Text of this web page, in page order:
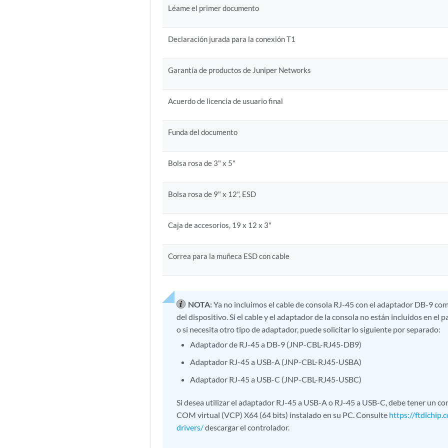
Léame el primer documento
Declaración jurada para la conexión T1
Garantía de productos de Juniper Networks
Acuerdo de licencia de usuario final
Funda del documento
Bolsa rosa de 3" x 5"
Bolsa rosa de 9" x 12", ESD
Caja de accesorios, 19 x 12 x 3"
Correa para la muñeca ESD con cable
NOTA:Ya no incluimos el cable de consola RJ-45 con el adaptador DB-9
del dispositivo. Si el cable y el adaptador de la consola no están incluidos en el
o si necesita otro tipo de adaptador, puede solicitar lo siguiente por separado:
Adaptador de RJ-45 a DB-9 (JNP-CBL-RJ45-DB9)
Adaptador RJ-45 a USB-A (JNP-CBL-RJ45-USBA)
Adaptador RJ-45 a USB-C (JNP-CBL-RJ45-USBC)
Si desea utilizar el adaptador RJ-45 a USB-A o RJ-45 a USB-C, debe tener un
COM virtual (VCP) X64 (64 bits) instalado en su PC. Consulte https://
drivers/descargar el controlador.